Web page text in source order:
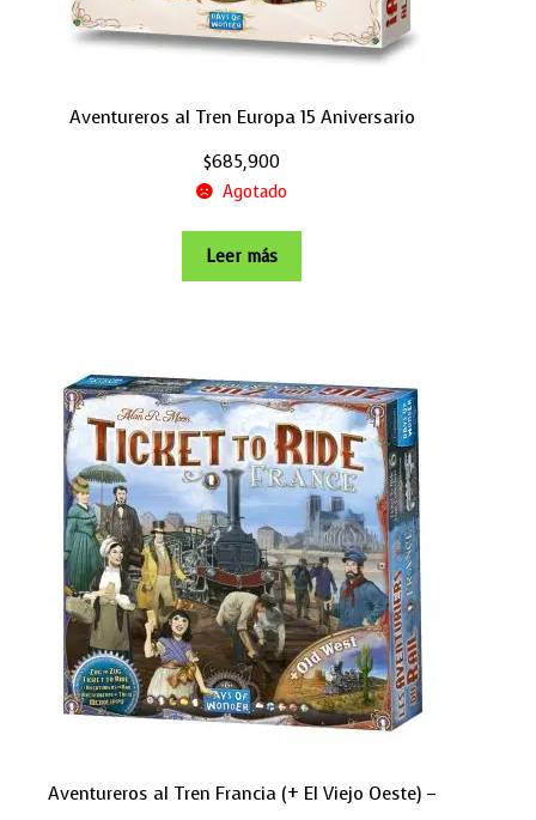
Aventureros al Tren Europa 15 Aniversario
$685,900
Agotado
Leer más
Aventureros al Tren Francia (+ El Viejo Oeste) –